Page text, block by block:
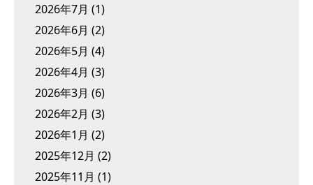
2026年7月 (1)
2026年6月 (2)
2026年5月 (4)
2026年4月 (3)
2026年3月 (6)
2026年2月 (3)
2026年1月 (2)
2025年12月 (2)
2025年11月 (1)